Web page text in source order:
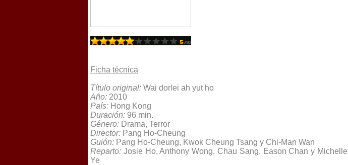
Ficha técnica
Título original: Wai dorlei ah yut ho
Año: 2010
País: Hong Kong
Duración: 96 min.
Género: Drama, Terror
Director: Pang Ho-Cheung
Guión: Pang Ho-Cheung, Kwok Cheung Tsang y Chi-Man Wan
Reparto: Josie Ho, Anthony Wong, Chau Sang, Eason Chan y Michelle
Ye